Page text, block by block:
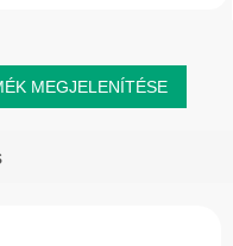
MEGJELENÍTÉSE